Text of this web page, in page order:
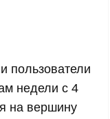
пользователи
недели с 4
на вершину